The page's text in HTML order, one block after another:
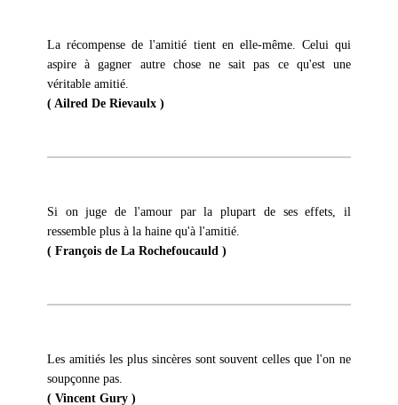
La récompense de l'amitié tient en elle-même. Celui qui
aspire à gagner autre chose ne sait pas ce qu'est une
véritable amitié.
( Ailred De Rievaulx )
Si on juge de l'amour par la plupart de ses effets, il
ressemble plus à la haine qu'à l'amitié.
( François de La Rochefoucauld )
Les amitiés les plus sincères sont souvent celles que l'on ne
soupçonne pas.
( Vincent Gury )